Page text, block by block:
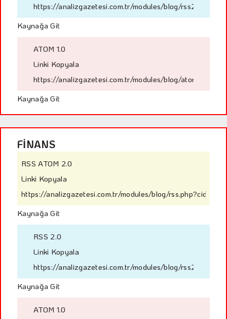
https://analizgazetesi.com.tr/modules/blog/
Kaynağa Git
ATOM 1.0
Linki Kopyala
https://analizgazetesi.com.tr/modules/blog/
Kaynağa Git
FİNANS
RSS ATOM 2.0
Linki Kopyala
https://analizgazetesi.com.tr/modules/blog/rss.php?cid=2
Kaynağa Git
RSS 2.0
Linki Kopyala
https://analizgazetesi.com.tr/modules/blog/
Kaynağa Git
ATOM 1.0